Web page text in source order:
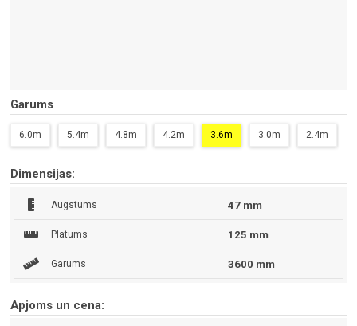
Garums
6.0m 5.4m 4.8m 4.2m 3.6m 3.0m 2.4m
Dimensijas:
Augstums 47 mm
Platums 125 mm
Garums 3600 mm
Apjoms un cena: